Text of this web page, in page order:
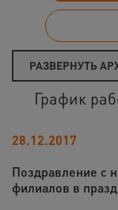
РАЗВЕРНУТЬ
График
28.12.2017
Поздравление с
филиалов в